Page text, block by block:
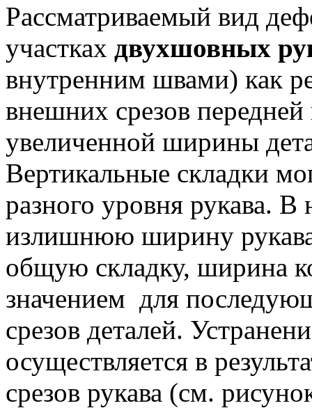
Рассматриваемый вид
участках двухшовных
внутренним швами) как
внешних срезов передней
увеличенной ширины
Вертикальные складки
разного уровня рукава. В
излишнюю ширину
общую складку, ширина
значением для
срезов деталей.
осуществляется в
срезов рукава (см.